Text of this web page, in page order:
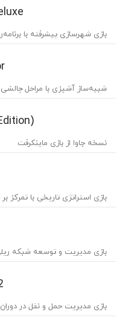
بازی شهرسازی پیشرفته با
شبیه‌ساز آشپزی با مراحل چالشی
نسخه جاوا از بازی ماینکرفت
بازی استراتژی تاریخی با تمرکز
بازی مدیریت و توسعه شبکه
بازی مدیریت حمل و نقل در